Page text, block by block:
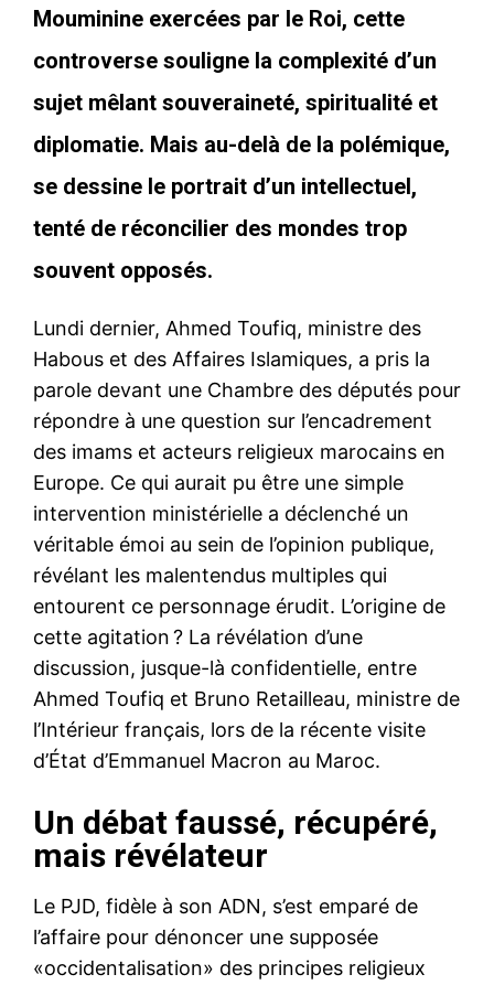
Mouminine exercées par le Roi, cette
controverse souligne la complexité d’un
sujet mêlant souveraineté, spiritualité et
diplomatie. Mais au-delà de la polémique,
se dessine le portrait d’un intellectuel,
tenté de réconcilier des mondes trop
souvent opposés.
Lundi dernier, Ahmed Toufiq, ministre des
Habous et des Affaires Islamiques, a pris la
parole devant une Chambre des députés pour
répondre à une question sur l’encadrement
des imams et acteurs religieux marocains en
Europe. Ce qui aurait pu être une simple
intervention ministérielle a déclenché un
véritable émoi au sein de l’opinion publique,
révélant les malentendus multiples qui
entourent ce personnage érudit. L’origine de
cette agitation ? La révélation d’une
discussion, jusque-là confidentielle, entre
Ahmed Toufiq et Bruno Retailleau, ministre de
l’Intérieur français, lors de la récente visite
d’État d’Emmanuel Macron au Maroc.
Un débat faussé, récupéré,
mais révélateur
Le PJD, fidèle à son ADN, s’est emparé de
l’affaire pour dénoncer une supposée
«occidentalisation» des principes religieux